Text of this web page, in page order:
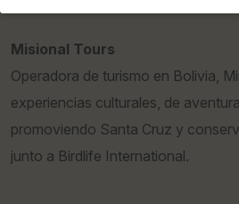
Misional Tours
Operadora de turismo en Bolivia,
experiencias culturales, de
promoviendo Santa Cruz y
junto a Birdlife International.